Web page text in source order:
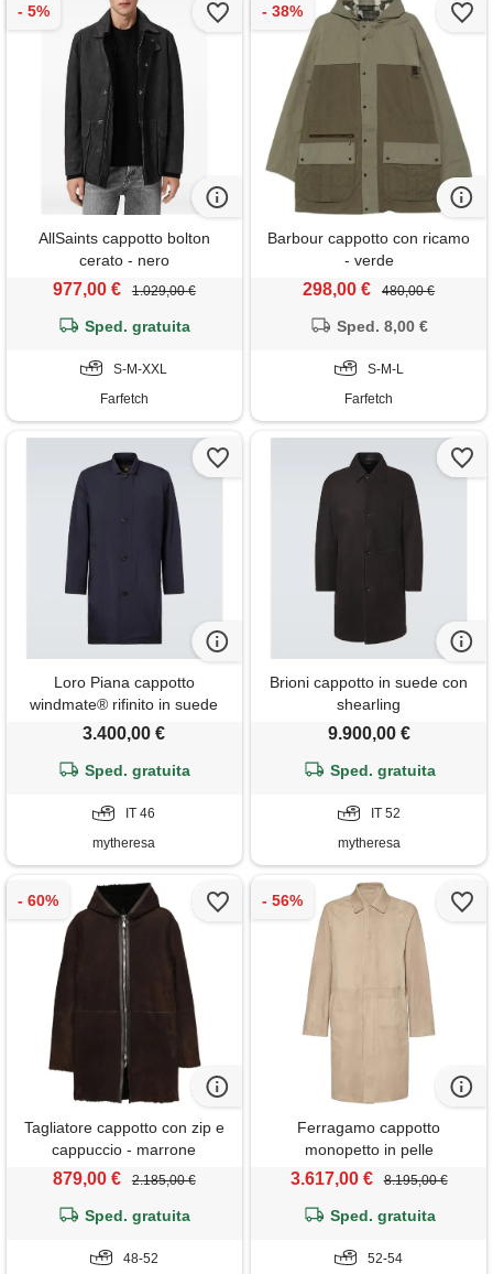
AllSaints cappotto bolton
cerato - nero
977,00 € 1.029,00 €
Sped. gratuita
S-M-XXL
Farfetch
Barbour cappotto con ricamo
- verde
298,00 € 480,00 €
Sped. 8,00 €
S-M-L
Farfetch
Loro Piana cappotto
windmate® rifinito in suede
3.400,00 €
Sped. gratuita
IT 46
mytheresa
Brioni cappotto in suede con
shearling
9.900,00 €
Sped. gratuita
IT 52
mytheresa
Tagliatore cappotto con zip e
cappuccio - marrone
879,00 € 2.185,00 €
Sped. gratuita
48-52
Ferragamo cappotto
monopetto in pelle
scamosciata - toni neutri
3.617,00 € 8.195,00 €
Sped. gratuita
52-54